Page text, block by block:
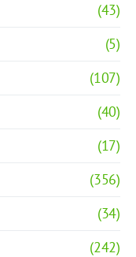
(43)
(5)
(107)
(40)
(17)
(356)
(34)
(242)